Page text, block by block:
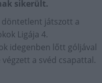
sikerült.
döntetlent játszott a
Ligája 4.
idegenben lőtt góljával
a svéd csapattal.